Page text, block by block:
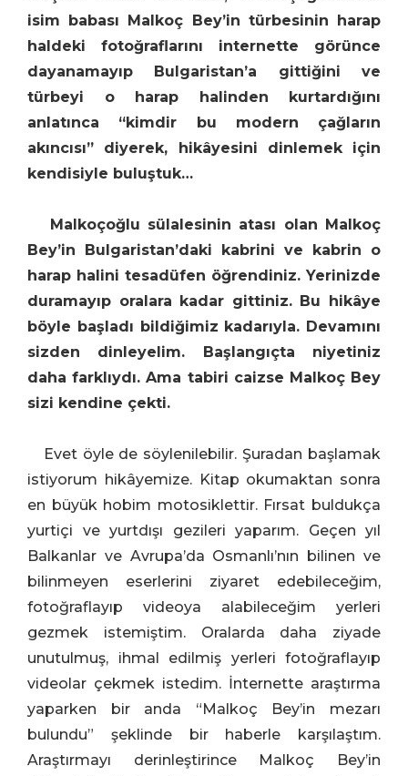
isim babası Malkoç Bey’in türbesinin harap
haldeki fotoğraflarını internette görünce
dayanamayıp Bulgaristan’a gittiğini ve
türbeyi o harap halinden kurtardığını
anlatınca “kimdir bu modern çağların
akıncısı” diyerek, hikâyesini dinlemek için
kendisiyle buluştuk…
Malkoçoğlu sülalesinin atası olan Malkoç
Bey’in Bulgaristan’daki kabrini ve kabrin o
harap halini tesadüfen öğrendiniz. Yerinizde
duramayıp oralara kadar gittiniz. Bu hikâye
böyle başladı bildiğimiz kadarıyla. Devamını
sizden dinleyelim. Başlangıçta niyetiniz
daha farklıydı. Ama tabiri caizse Malkoç Bey
sizi kendine çekti.
Evet öyle de söylenilebilir. Şuradan başlamak
istiyorum hikâyemize. Kitap okumaktan sonra
en büyük hobim motosiklettir. Fırsat buldukça
yurtiçi ve yurtdışı gezileri yaparım. Geçen yıl
Balkanlar ve Avrupa’da Osmanlı’nın bilinen ve
bilinmeyen eserlerini ziyaret edebileceğim,
fotoğraflayıp videoya alabileceğim yerleri
gezmek istemiştim. Oralarda daha ziyade
unutulmuş, ihmal edilmiş yerleri fotoğraflayıp
videolar çekmek istedim. İnternette araştırma
yaparken bir anda “Malkoç Bey’in mezarı
bulundu” şeklinde bir haberle karşılaştım.
Araştırmayı derinleştirince Malkoç Bey’in